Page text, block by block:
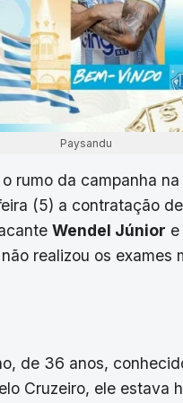
Paysandu
rumo da campanha
(5) a contratação
Wendel Júnior
realizou os exames
de 36 anos,
Cruzeiro, ele estava